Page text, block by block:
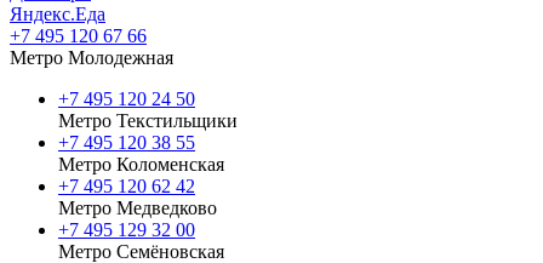
Яндекс.Еда
+7 495 120 67 66
Метро Молодежная
+7 495 120 24 50
Метро Текстильщики
+7 495 120 38 55
Метро Коломенская
‎+7 495 120 62 42
Метро Медведково
+7 495 129 32 00
Метро Семёновская